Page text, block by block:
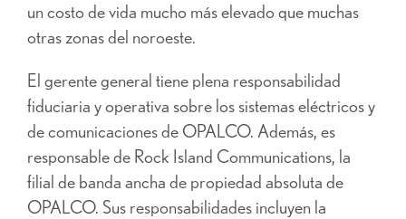
un costo de vida mucho más elevado que muchas
otras zonas del noroeste.
El gerente general tiene plena responsabilidad
fiduciaria y operativa sobre los sistemas eléctricos y
de comunicaciones de OPALCO. Además, es
responsable de Rock Island Communications, la
filial de banda ancha de propiedad absoluta de
OPALCO. Sus responsabilidades incluyen la